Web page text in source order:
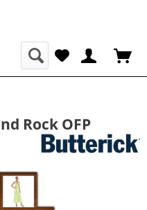
Rock OFP